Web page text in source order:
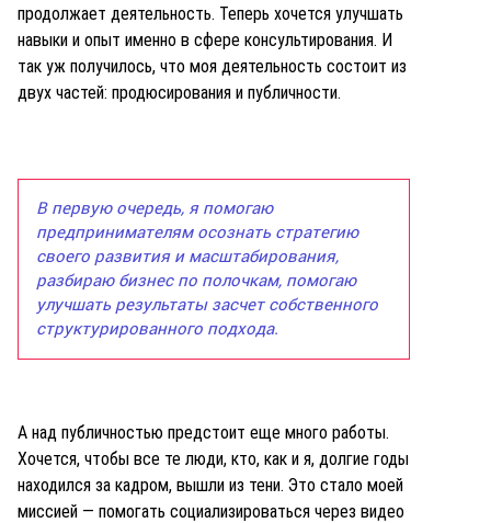
продолжает деятельность. Теперь хочется улучшать
навыки и опыт именно в сфере консультирования. И
так уж получилось, что моя деятельность состоит из
двух частей: продюсирования и публичности.
В первую очередь, я помогаю
предпринимателям осознать стратегию
своего развития и масштабирования,
разбираю бизнес по полочкам, помогаю
улучшать результаты засчет собственного
структурированного подхода.
А над публичностью предстоит еще много работы.
Хочется, чтобы все те люди, кто, как и я, долгие годы
находился за кадром, вышли из тени. Это стало моей
миссией — помогать социализироваться через видео